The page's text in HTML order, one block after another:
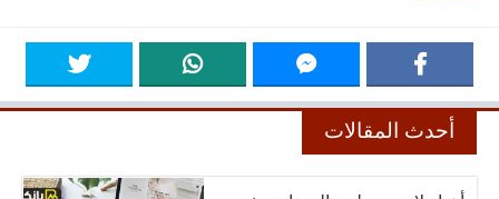
أحدث المقالات